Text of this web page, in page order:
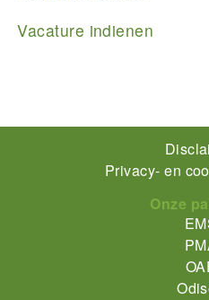
navigation
Vacature indienen
Privacy- en
Onze